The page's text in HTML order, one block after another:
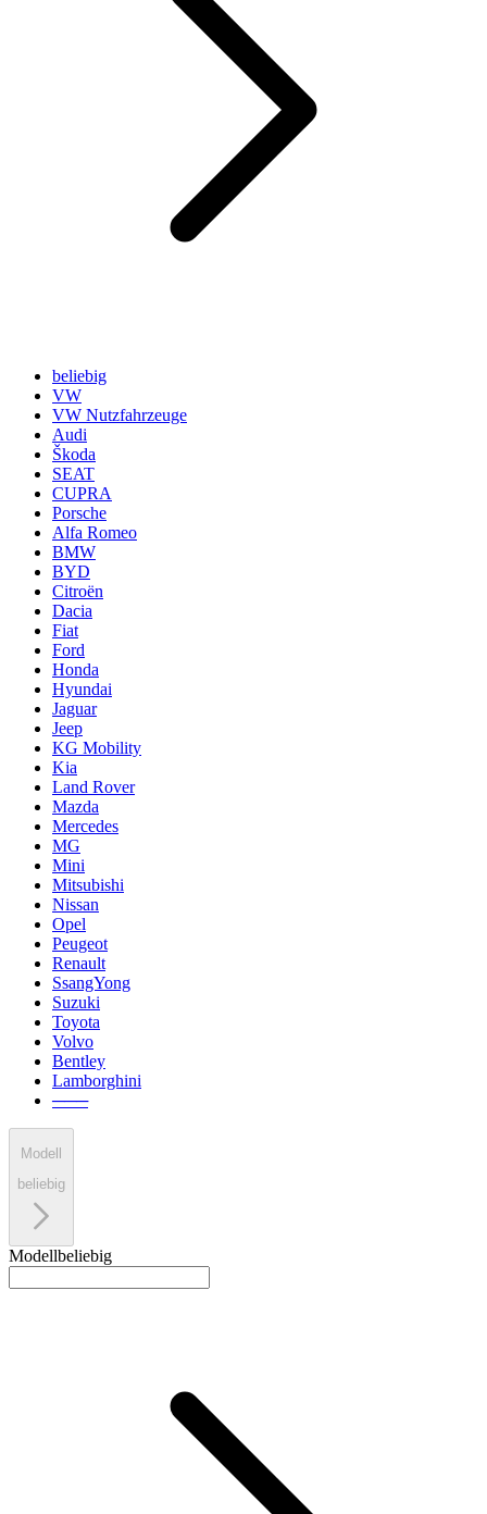
beliebig
VW
VW Nutzfahrzeuge
Audi
Škoda
SEAT
CUPRA
Porsche
Alfa Romeo
BMW
BYD
Citroën
Dacia
Fiat
Ford
Honda
Hyundai
Jaguar
Jeep
KG Mobility
Kia
Land Rover
Mazda
Mercedes
MG
Mini
Mitsubishi
Nissan
Opel
Peugeot
Renault
SsangYong
Suzuki
Toyota
Volvo
Bentley
Lamborghini
───
Modell
beliebig
Modellbeliebig